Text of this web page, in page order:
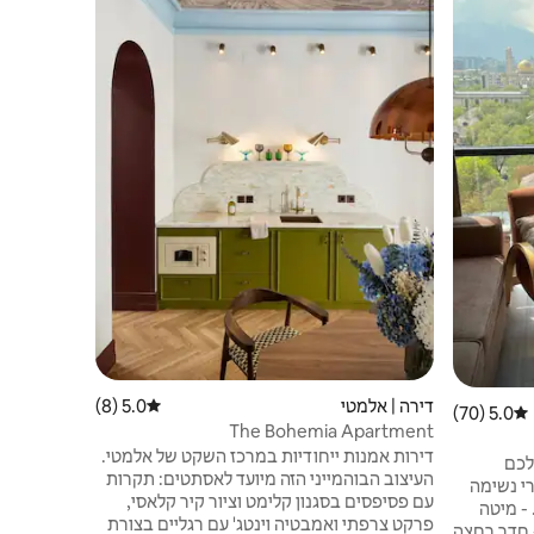
דירוג ממוצע של 5.0 מתוך 5, 70 ביקורות
5.0 (70)
נשימה
- מיטה
דירה | אלמטי דירוג ממוצע של 5.0 מתוך 5, 8 ביקורות
5.0 (8)
The Bohemia Apartment
דירות אמנות ייחודיות במרכז השקט של אלמטי.
העיצוב הבוהמייני הזה מיועד לאסתטים: תקרות
עם פסיפסים בסגנון קלימט וציור קיר קלאסי,
פרקט צרפתי ואמבטיה וינטג' עם רגליים בצורת